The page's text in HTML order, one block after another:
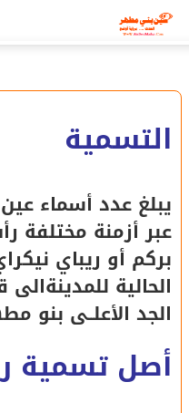
التسمية
يبلغ عدد أسماء
عبر أزمنة مختلفة
بركم أو ريباي
الحالية
الجد الأعلــى بنو
أصل تسمية